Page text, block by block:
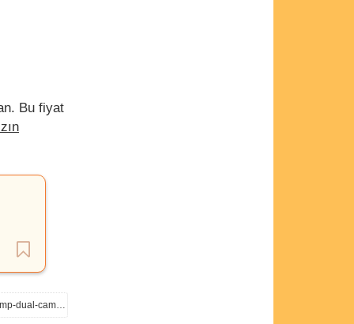
Bu fiyat
https://www.gizmochina.com/2022/12/14/oppo-a58x-5g-launched-with-90hz-display-dimensity-700-13mp-dual-cameras/